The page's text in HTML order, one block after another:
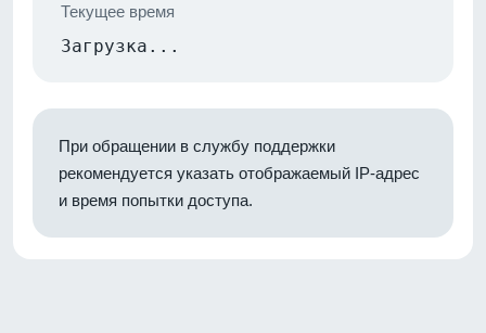
Текущее время
Загрузка...
При обращении в службу поддержки
рекомендуется указать отображаемый IP-адрес
и время попытки доступа.